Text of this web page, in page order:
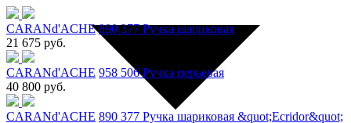
CARANd'ACHE 890 377 Ручка шариковая
21 675 руб.
CARANd'ACHE 958 506 Ручка перьевая
40 800 руб.
CARANd'ACHE 890 377 Ручка шариковая &quot;Ecridor&quot;